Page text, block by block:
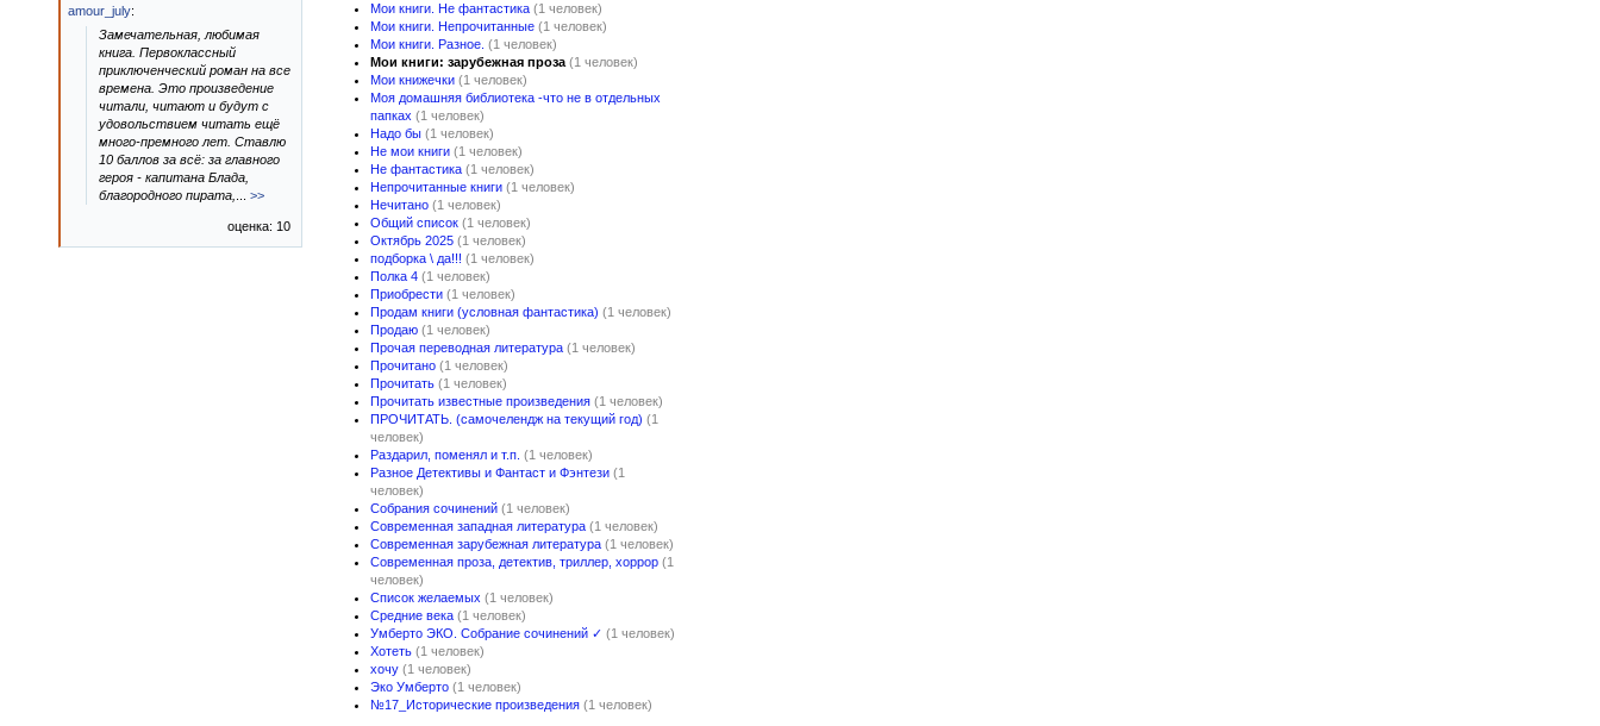
Мои книги. Не фантастика (1 человек)
Мои книги. Непрочитанные (1 человек)
Мои книги. Разное. (1 человек)
Мои книги: зарубежная проза (1 человек)
Мои книжечки (1 человек)
Моя домашняя библиотека -что не в отдельных
папках (1 человек)
Надо бы (1 человек)
Не мои книги (1 человек)
Не фантастика (1 человек)
Непрочитанные книги (1 человек)
Нечитано (1 человек)
Общий список (1 человек)
Октябрь 2025 (1 человек)
подборка \ да!!! (1 человек)
Полка 4 (1 человек)
Приобрести (1 человек)
Продам книги (условная фантастика) (1 человек)
Продаю (1 человек)
Прочая переводная литература (1 человек)
Прочитано (1 человек)
Прочитать (1 человек)
Прочитать известные произведения (1 человек)
ПРОЧИТАТЬ. (самочелендж на текущий год) (1
человек)
Раздарил, поменял и т.п. (1 человек)
Разное Детективы и Фантаст и Фэнтези (1
человек)
Собрания сочинений (1 человек)
Современная западная литература (1 человек)
Современная зарубежная литература (1 человек)
Современная проза, детектив, триллер, хоррор (1
человек)
Список желаемых (1 человек)
Средние века (1 человек)
Умберто ЭКО. Собрание сочинений ✓ (1 человек)
Хотеть (1 человек)
хочу (1 человек)
Эко Умберто (1 человек)
№17_Исторические произведения (1 человек)
amour_july:
Замечательная, любимая
книга. Первоклассный
приключенческий роман на все
времена. Это произведение
читали, читают и будут с
удовольствием читать ещё
много-премного лет. Ставлю
10 баллов за всё: за главного
героя - капитана Блада,
благородного пирата,
>>
оценка: 10